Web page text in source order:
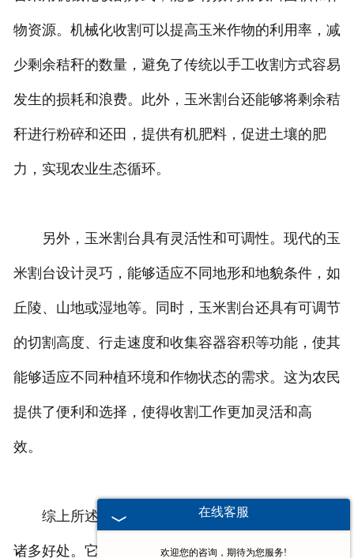
物资源。机械化收割可以提高玉米作物的利用率，减
少剩余秸秆的数量，避免了传统以手工收割方式容易
发生的损耗和浪费。此外，玉米割台还能够将剩余秸
秆进行粉碎和还田，提供有机肥料，促进土壤的肥
力，实现农业生态循环。
另外，玉米割台具有灵活性和可调性。现代的玉
米割台设计灵巧，能够适应不同地形和地貌条件，如
丘陵、山地或湿地等。同时，玉米割台还具有可调节
的切割高度、行走速度和收集容器容积等功能，使其
能够适应不同种植环境和作物状态的需求。这为农民
提供了便利和选择，使得收割工作更加灵活和高
效。
综上所述，使用玉米割台在现代农业生产中具有
诸多好处。它能够提高收割效率和质量，减少资源浪
在线客服
欢迎您的咨询，期待为您服务!